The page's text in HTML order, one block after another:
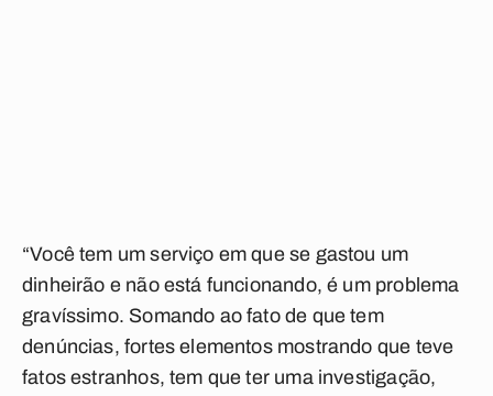
“Você tem um serviço em que se gastou um
dinheirão e não está funcionando, é um problema
gravíssimo. Somando ao fato de que tem
denúncias, fortes elementos mostrando que teve
fatos estranhos, tem que ter uma investigação,